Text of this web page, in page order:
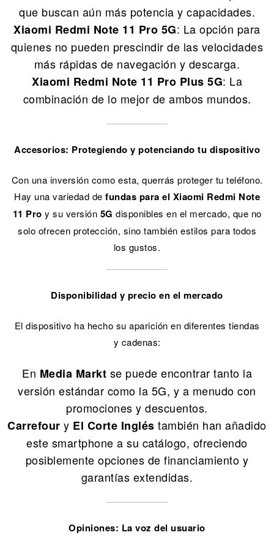
que buscan aún más potencia y capacidades.
Xiaomi Redmi Note 11 Pro 5G: La opción para
quienes no pueden prescindir de las velocidades
más rápidas de navegación y descarga.
Xiaomi Redmi Note 11 Pro Plus 5G: La
combinación de lo mejor de ambos mundos.
Accesorios: Protegiendo y potenciando tu dispositivo
Con una inversión como esta, querrás proteger tu teléfono.
Hay una variedad de fundas para el Xiaomi Redmi Note
11 Pro y su versión 5G disponibles en el mercado, que no
solo ofrecen protección, sino también estilos para todos
los gustos.
Disponibilidad y precio en el mercado
El dispositivo ha hecho su aparición en diferentes tiendas
y cadenas:
En Media Markt se puede encontrar tanto la
versión estándar como la 5G, y a menudo con
promociones y descuentos.
Carrefour y El Corte Inglés también han añadido
este smartphone a su catálogo, ofreciendo
posiblemente opciones de financiamiento y
garantías extendidas.
Opiniones: La voz del usuario